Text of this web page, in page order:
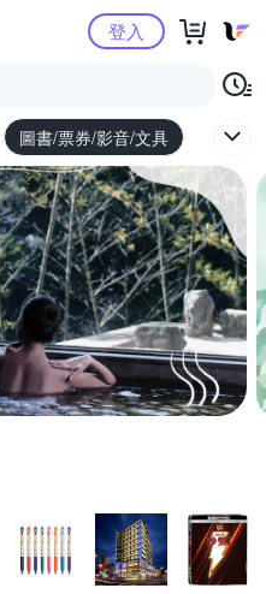
Yahoo購物中心登入
圖書/票券/影音/文具